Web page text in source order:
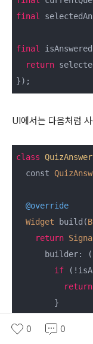
final
final
return
UI에서는 다음처럼
class
  const
@override
Widget build(
return
builder:
if
return
        }
return
0 0